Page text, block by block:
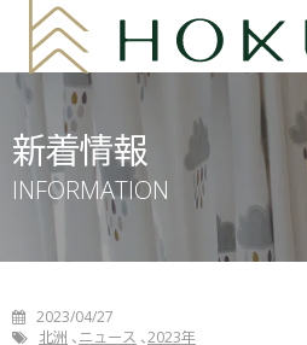
新着情報
INFORMATION
2023/04/27
北洲
ニュース 2023年